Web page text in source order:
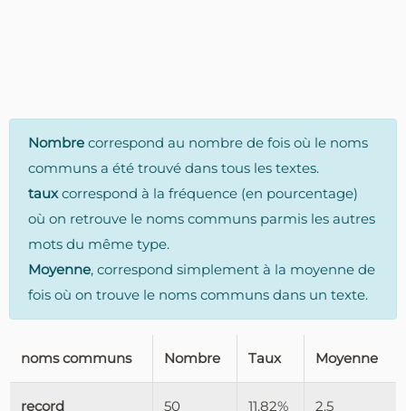
Nombre correspond au nombre de fois où le noms
communs a été trouvé dans tous les textes.
tauxcorrespond à la fréquence (en pourcentage)
où on retrouve le noms communs parmis les autres
mots du même type.
Moyenne, correspond simplement à la moyenne de
fois où on trouve le noms communs dans un texte.
noms communs Nombre Taux Moyenne
record 50 11.82% 2.5